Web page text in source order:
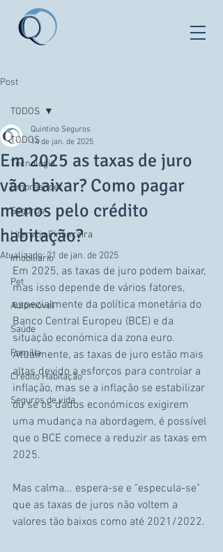
Post
TODOS
Tecnologia
Empreender
Seguros
Literacia Financeira
Imobiliario
Pet
Automóvel
Saúde
Família
Crédito Habitação
Seguros de vida
TODOS
Em 2025 as taxas de juro
vão baixar? Como pagar
menos pelo crédito
habitação?
Quintino Seguros
14 de jan. de 2025
Atualizado:21 de jan. de 2025
Em 2025, as taxas de juro podem baixar,
mas isso depende de vários fatores,
especialmente da política monetária do
Banco Central Europeu (BCE) e da
situação económica da zona euro.
Atualmente, as taxas de juro estão mais
altas devido a esforços para controlar a
inflação, mas se a inflação se estabilizar
ou se os dados económicos exigirem
uma mudança na abordagem, é possível
que o BCE comece a reduzir as taxas em
2025.
Mas calma... espera-se e "especula-se"
que as taxas de juros não voltem a
valores tão baixos como até 2021/2022.